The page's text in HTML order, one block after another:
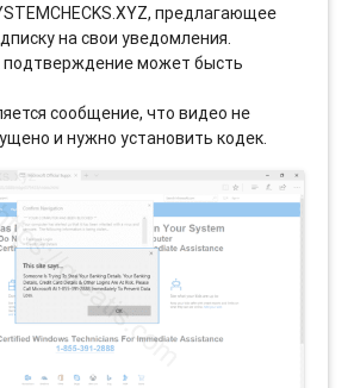
предлагающее
на свои уведомления.
подтверждение может бысть
сообщение, что видео не
и нужно установить кодек.